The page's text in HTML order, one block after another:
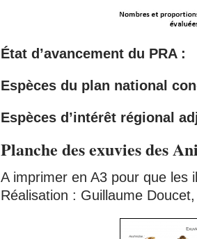
État d’avancement du PRA :
Espèces du plan national
Espèces d’intérêt régional
Planche des exuvies des
A imprimer en A3 pour que les
Réalisation : Guillaume